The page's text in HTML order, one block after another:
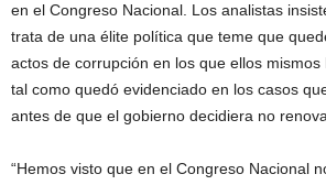
en el Congreso Nacional. Los analistas
trata de una élite política que teme que
actos de corrupción en los que ellos mismos
tal como quedó evidenciado en los casos
antes de que el gobierno decidiera no
“Hemos visto que en el Congreso Nacional